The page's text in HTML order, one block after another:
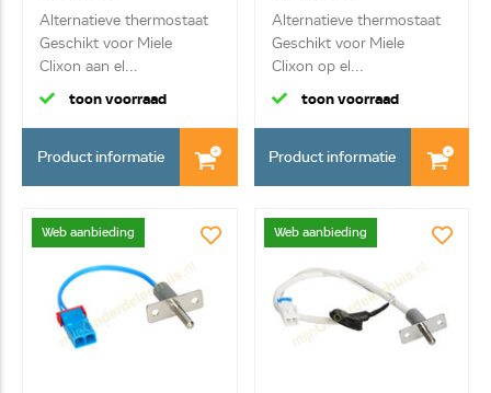
Alternatieve thermostaat
Geschikt voor Miele
Clixon aan el...
toon voorraad
Product informatie
Alternatieve thermostaat
Geschikt voor Miele
Clixon op el...
toon voorraad
Product informatie
Web aanbieding Web aanbieding